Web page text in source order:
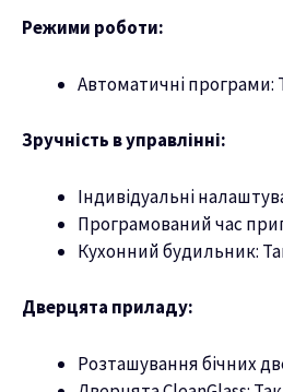
Режими роботи:
Автоматичні програми:
Зручність в управлінні:
Індивідуальні
Програмований час
Кухонний будильник:
Дверцята приладу:
Розташування бічних